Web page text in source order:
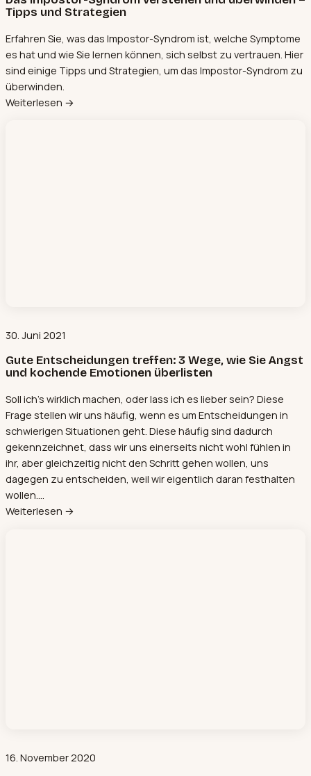
Tipps und Strategien
Erfahren Sie, was das Impostor-Syndrom ist, welche Symptome
es hat und wie Sie lernen können, sich selbst zu vertrauen. Hier
sind einige Tipps und Strategien, um das Impostor-Syndrom zu
überwinden.
Weiterlesen →
30. Juni 2021
Gute Entscheidungen treffen: 3 Wege, wie Sie Angst
und kochende Emotionen überlisten
Soll ich's wirklich machen, oder lass ich es lieber sein? Diese
Frage stellen wir uns häufig, wenn es um Entscheidungen in
schwierigen Situationen geht. Diese häufig sind dadurch
gekennzeichnet, dass wir uns einerseits nicht wohl fühlen in
ihr, aber gleichzeitig nicht den Schritt gehen wollen, uns
dagegen zu entscheiden, weil wir eigentlich daran festhalten
wollen.…
Weiterlesen →
16. November 2020